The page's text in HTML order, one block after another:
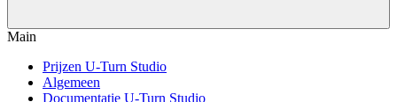
Main
Prijzen U-Turn Studio
Algemeen
Documentatie U-Turn Studio